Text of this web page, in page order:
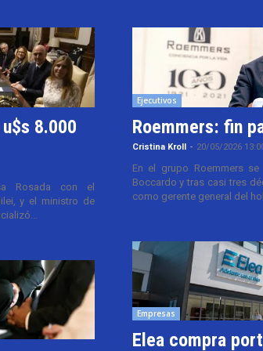
8.000
Rosada con el
y el ministro de
Ejecutivos
Roemmers: fin
Cristina Kroll - 20/05/2026
En el grupo Roemmers
Boccardo y tras casi tres
como gerente general del
Empresas
Elea compra